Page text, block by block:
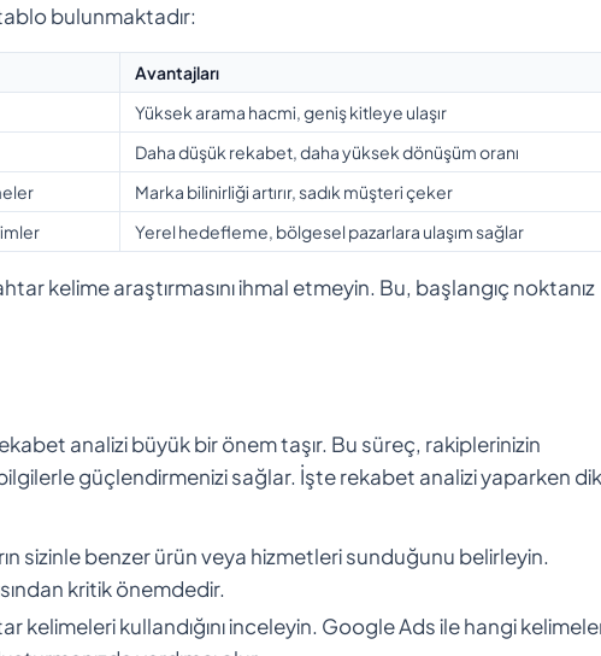
bulunmaktadır:
Avantajları
Yüksek arama hacmi, geniş kitleye ulaşır
Daha düşük rekabet, daha yüksek dönüşüm oranı
Marka bilinirliği artırır, sadık müşteri çeker
Yerel hedefleme, bölgesel pazarlara ulaşım sağlar
kelime araştırmasını ihmal etmeyin. Bu, başlangıç noktanız
analizi büyük bir önem taşır. Bu süreç, rakiplerinizin
bilgilerle güçlendirmenizi sağlar. İşte rekabet analizi yaparken
sizinle benzer ürün veya hizmetleri sunduğunu belirleyin.
kritik önemdedir.
kelimeleri kullandığını inceleyin. Google Ads ile hangi